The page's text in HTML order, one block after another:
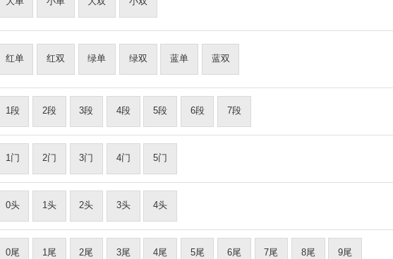
红单 红双 绿单 绿双 蓝单 蓝双
1段 2段 3段 4段 5段 6段 7段
1门 2门 3门 4门 5门
0头 1头 2头 3头 4头
0尾 1尾 2尾 3尾 4尾 5尾 6尾 7尾 8尾 9尾